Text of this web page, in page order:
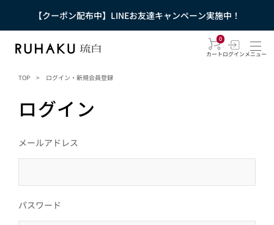
【クーポン配布中】LINEお友達キャンペーン実施中！
0
カートログインメニュー
TOP > ログイン・新規会員登録
ログイン
メールアドレス
パスワード